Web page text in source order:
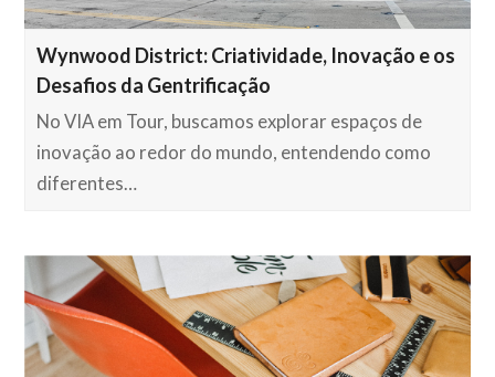
Wynwood District: Criatividade, Inovação e os
Desafios da Gentrificação
No VIA em Tour, buscamos explorar espaços de
inovação ao redor do mundo, entendendo como
diferentes…